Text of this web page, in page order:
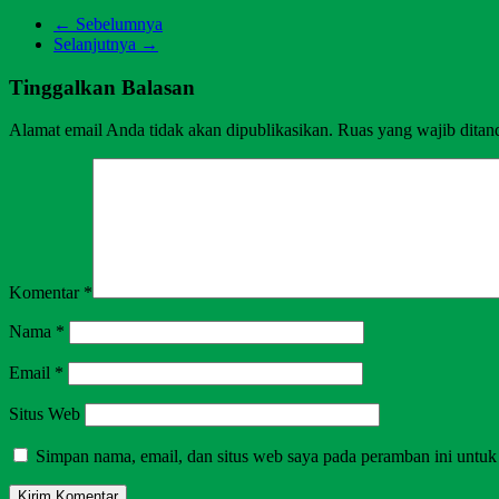
← Sebelumnya
Selanjutnya →
Tinggalkan Balasan
Alamat email Anda tidak akan dipublikasikan. Ruas yang wajib
Komentar *
Nama *
Email *
Situs Web
Simpan nama, email, dan situs web saya pada peramban ini